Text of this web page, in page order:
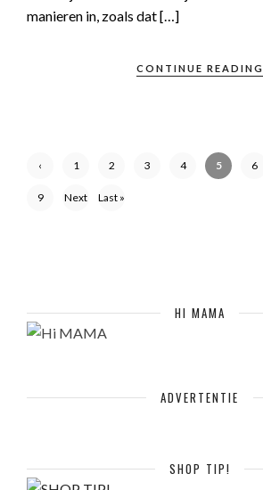
manieren in, zoals dat […]
CONTINUE READING
‹
Previ
1 2 3 4 5 6
9
Next
Last »
HI MAMA
ADVERTENTIE
SHOP TIP!